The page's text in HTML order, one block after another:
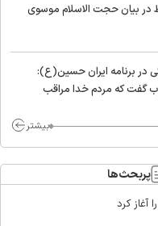
حجت الاسلام موسوی
برنامه ایران حسین(ع):
که مردم خدا مراقب
بیشتر
کرد